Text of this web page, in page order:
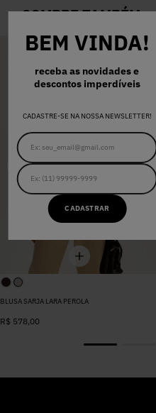
BEM VINDA!
receba as novidades e
descontos imperdíveis
CADASTRE-SE NA NOSSA NEWSLETTER!
CADASTRAR
COMPRE TAMBÉM
BLUSA SARJA LARA PEROLA
R$ 578,00